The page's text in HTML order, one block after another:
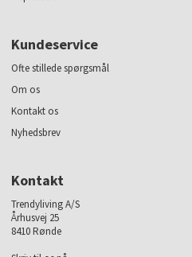
Kundeservice
Ofte stillede spørgsmål
Om os
Kontakt os
Nyhedsbrev
Kontakt
Trendyliving A/S
Århusvej 25
8410 Rønde